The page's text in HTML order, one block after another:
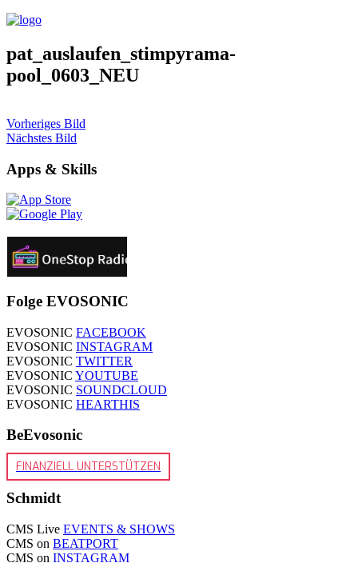
pat_auslaufen_stimpyrama-
pool_0603_NEU
Vorheriges Bild
Nächstes Bild
Apps & Skills
Folge EVOSONIC
EVOSONIC FACEBOOK
EVOSONIC INSTAGRAM
EVOSONIC TWITTER
EVOSONIC YOUTUBE
EVOSONIC SOUNDCLOUD
EVOSONIC HEARTHIS
BeEvosonic
FINANZIELL UNTERSTÜTZEN
Schmidt
CMS Live EVENTS & SHOWS
CMS on BEATPORT
CMS on INSTAGRAM